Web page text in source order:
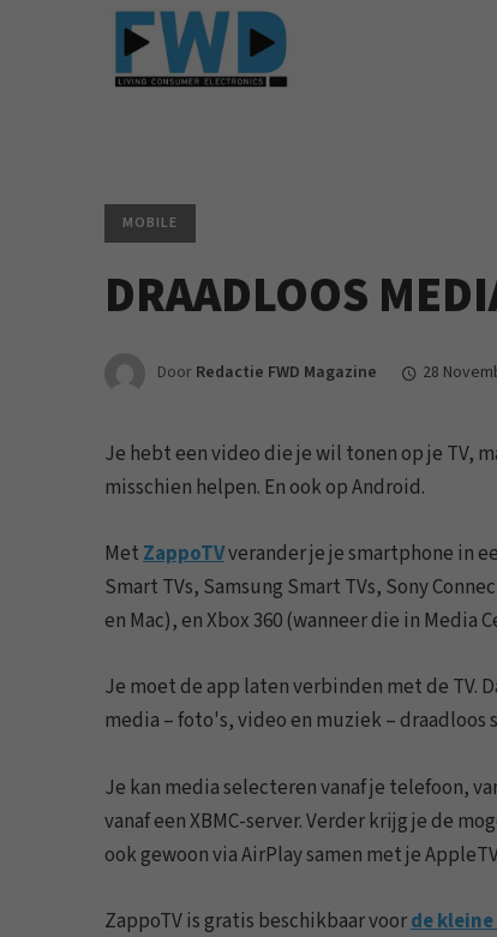
MOBILE
DRAADLOOS
Door Redactie FWD Magazine 28
Je hebt een video die je wil tonen op je TV,
misschien helpen. En ook op Android.
MetZappoTVverander je je smartphone in
Smart TVs, Samsung Smart TVs, Sony
en Mac), en Xbox 360 (wanneer die in Media
Je moet de app laten verbinden met de TV.
media – foto's, video en muziek – draadloos
Je kan media selecteren vanaf je telefoon,
vanaf een XBMC-server. Verder krijg je de
ook gewoon via AirPlay samen met je
ZappoTV is gratis beschikbaar voorde